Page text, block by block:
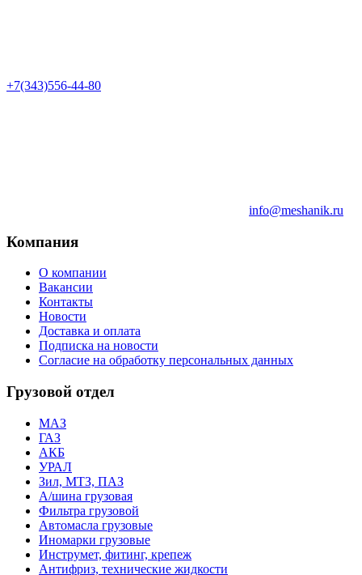
+7(343)556-44-80
info@meshanik.ru
Компания
О компании
Вакансии
Контакты
Новости
Доставка и оплата
Подписка на новости
Согласие на обработку персональных данных
Грузовой отдел
МАЗ
ГАЗ
АКБ
УРАЛ
Зил, МТЗ, ПАЗ
А/шина грузовая
Фильтра грузовой
Автомасла грузовые
Иномарки грузовые
Инструмет, фитинг, крепеж
Антифриз, технические жидкости